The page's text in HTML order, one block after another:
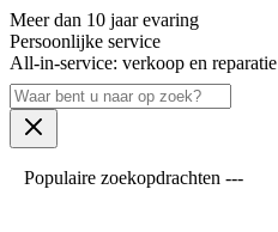
Meer dan 10 jaar evaring
Persoonlijke service
All-in-service: verkoop en reparatie
Populaire zoekopdrachten ---